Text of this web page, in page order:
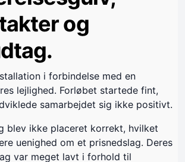
og
i forbindelse med en
lejlighed. Forløbet startede fint,
samarbejdet sig ikke positivt.
blev ikke placeret korrekt, hvilket
uenighed om et prisnedslag. Deres
var meget lavt i forhold til